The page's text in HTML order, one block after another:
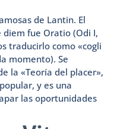
de Lantin. El
fue Oratio (Odi I,
traducirlo como «cogli
momento). Se
la «Teoría del placer»,
y es una
las oportunidades